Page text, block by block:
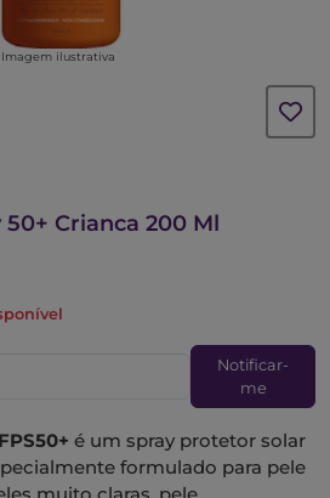
Imagem ilustrativa
Crianca 200 Ml
Notificar-
me
é um spray protetor solar
formulado para pele